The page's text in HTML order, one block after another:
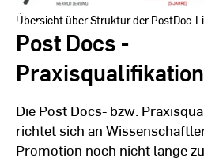
Übersicht über Struktur der PostDoc-
Post Docs -
Die Post Docs- bzw.
richtet sich an
Promotion noch nicht lange